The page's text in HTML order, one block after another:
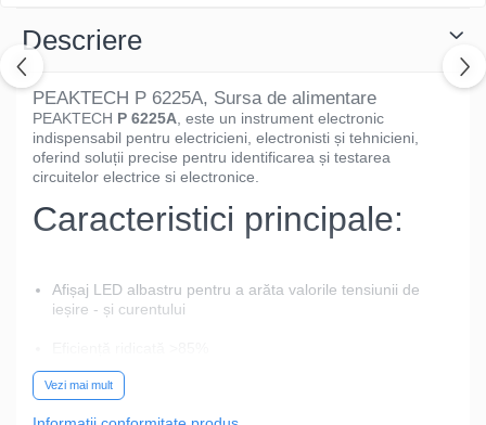
Descriere
PEAKTECH P 6225A, Sursa de alimentare
PEAKTECH P 6225A , este un instrument electronic
indispensabil pentru electricieni, electronisti și tehnicieni,
oferind soluții precise pentru identificarea și testarea
circuitelor electrice si electronice.
Caracteristici principale:
Afișaj LED albastru pentru a arăta valorile tensiunii de
ieșire - și curentului
Valuri și zgomot scăzuți
Vezi mai mult